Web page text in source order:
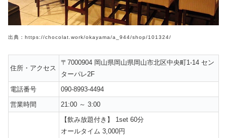
出典：https://chocolat.work/okayama/a_944/shop/101324/
住所・アクセス
〒7000904 岡山県岡山県岡山市北区中央町1-14 セン
ターパレ2F
電話番号
090-8993-4494
営業時間
21:00 ～ 3:00
【飲み放題付き】 1set 60分
オールタイム 3,000円